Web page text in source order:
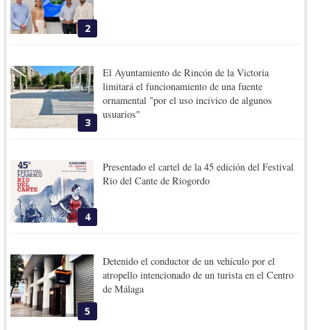
2
3
El Ayuntamiento de Rincón de la Victoria
limitará el funcionamiento de una fuente
ornamental "por el uso incívico de algunos
usuarios"
4
Presentado el cartel de la 45 edición del Festival
Rio del Cante de Riogordo
5
Detenido el conductor de un vehículo por el
atropello intencionado de un turista en el Centro
de Málaga